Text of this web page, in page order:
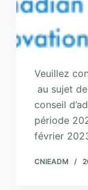
Veuillez
au sujet
conseil
période
février
CNIEADM